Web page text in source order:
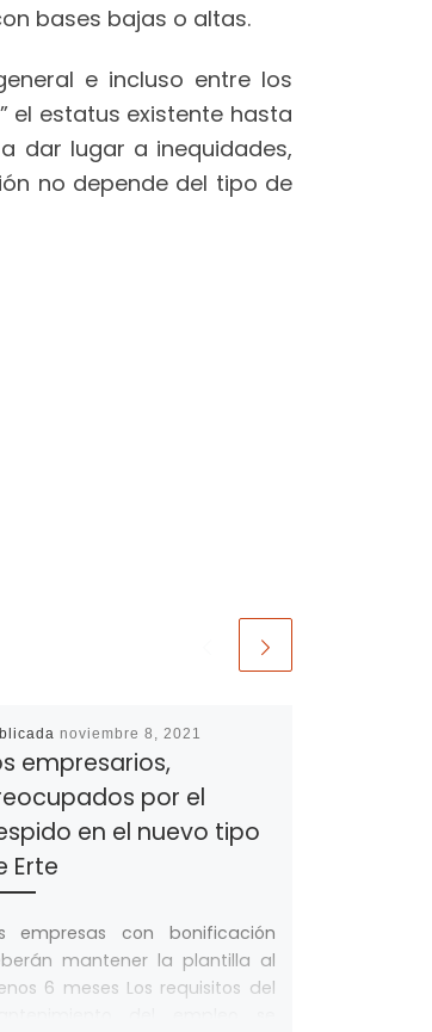
bases bajas o altas.
e incluso entre los
el estatus existente hasta
dar lugar a inequidades,
no depende del tipo de
noviembre 8, 2021
empresarios,
por el
en el nuevo tipo
Erte
empresas con bonificación
mantener la plantilla al
6 meses Los requisitos del